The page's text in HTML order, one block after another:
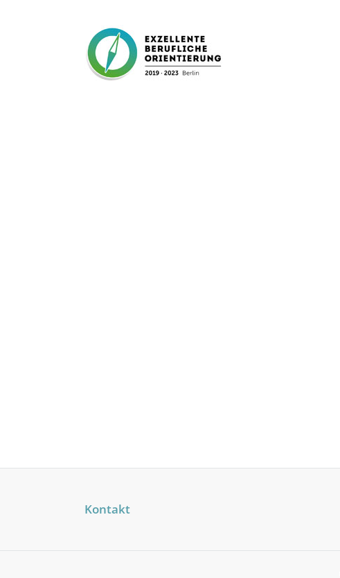
Kontakt